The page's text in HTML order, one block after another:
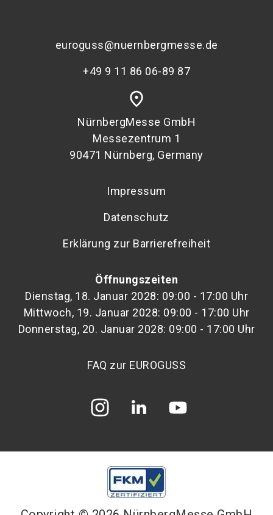
euroguss@nuernbergmesse.de
+49 9 11 86 06-89 87
place
NürnbergMesse GmbH
Messezentrum 1
90471 Nürnberg, Germany
Impressum
Datenschutz
Erklärung zur Barrierefreiheit
Öffnungszeiten
Dienstag, 18. Januar 2028: 09:00 - 17:00 Uhr
Mittwoch, 19. Januar 2028: 09:00 - 17:00 Uhr
Donnerstag, 20. Januar 2028: 09:00 - 17:00 Uhr
FAQ zur EUROGUSS